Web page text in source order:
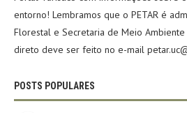
entorno! Lembramos que o PETAR é
Florestal e Secretaria de Meio
direto deve ser feito no e-mail
POSTS POPULARES